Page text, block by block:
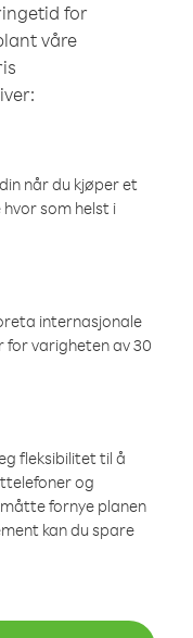
for
våre
når du kjøper et
som helst i
internasjonale
for varigheten av 30
fleksibilitet til å
og
fornye planen
kan du spare